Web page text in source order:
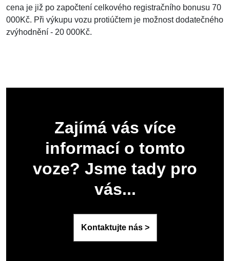
cena je již po započtení celkového registračního bonusu 70
000Kč. Při výkupu vozu protiúčtem je možnost dodatečného
zvýhodnění - 20 000Kč.
Zajímá vás více
informací o tomto
voze? Jsme tady pro
vás...
Kontaktujte nás >